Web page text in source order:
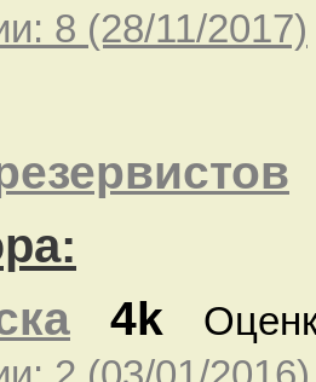
8 (28/11/2017)
4k